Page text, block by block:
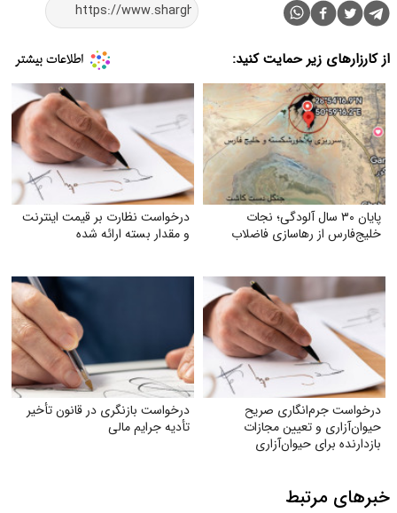
از کارزارهای زیر حمایت کنید:
پایان ۳۰ سال آلودگی؛ نجات
خلیج‌فارس از رهاسازی فاضلاب
درخواست نظارت بر قیمت اینترنت
و مقدار بسته ارائه شده
درخواست جرم‌انگاری صریح
حیوان‌آزاری و تعیین مجازات
بازدارنده برای حیوان‌آزاری
درخواست بازنگری در قانون تأخیر
تأدیه جرایم مالی
خبرهای مرتبط